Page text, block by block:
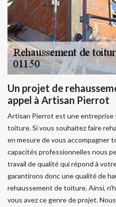
Un projet de
appel à Artisan Pierrot
Artisan Pierrot est une entreprise
toiture. Si vous souhaitez faire
en mesure de vous accompagner
capacités professionnelles nous
travail de qualité qui répond à
garantirons donc une qualité de
rehaussement de toiture. Ainsi,
vous avez ce genre de projet.